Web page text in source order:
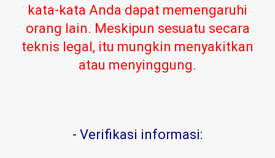
kata-kata Anda dapat memengaruhi
orang lain. Meskipun sesuatu secara
teknis legal, itu mungkin menyakitkan
atau menyinggung.
- Verifikasi informasi: